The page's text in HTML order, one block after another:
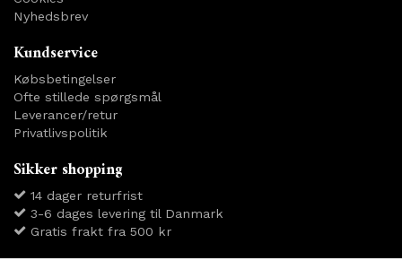
Nyhedsbrev
Kundservice
Købsbetingelser
Ofte stillede spørgsmål
Leverancer/retur
Privatlivspolitik
Sikker shopping
14 dager returfrist
3-6 dages levering til Danmark
Gratis frakt fra 500 kr